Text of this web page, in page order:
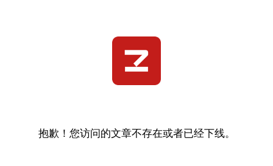
抱歉！您访问的文章不存在或者已经下线。